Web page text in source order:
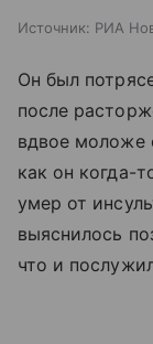
Источник: РИА
Он был
после
вдвое моложе
как он когда-
умер от
выяснилось
что и